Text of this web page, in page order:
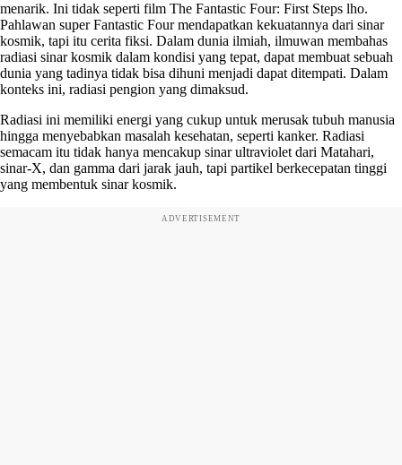
menarik. Ini tidak seperti film The Fantastic Four: First Steps lho.
Pahlawan super Fantastic Four mendapatkan kekuatannya dari sinar
kosmik, tapi itu cerita fiksi. Dalam dunia ilmiah, ilmuwan membahas
radiasi sinar kosmik dalam kondisi yang tepat, dapat membuat sebuah
dunia yang tadinya tidak bisa dihuni menjadi dapat ditempati. Dalam
konteks ini, radiasi pengion yang dimaksud.
Radiasi ini memiliki energi yang cukup untuk merusak tubuh manusia
hingga menyebabkan masalah kesehatan, seperti kanker. Radiasi
semacam itu tidak hanya mencakup sinar ultraviolet dari Matahari,
sinar-X, dan gamma dari jarak jauh, tapi partikel berkecepatan tinggi
yang membentuk sinar kosmik.
ADVERTISEMENT